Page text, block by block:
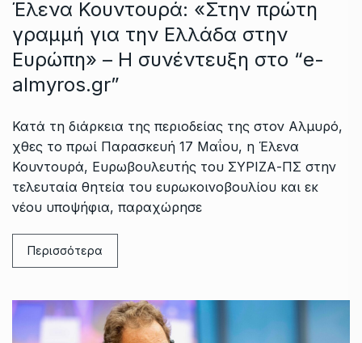
Έλενα Κουντουρά: «Στην πρώτη
γραμμή για την Ελλάδα στην
Ευρώπη» – Η συνέντευξη στο “e-
almyros.gr”
Κατά τη διάρκεια της περιοδείας της στον Αλμυρό,
χθες το πρωί Παρασκευή 17 Μαΐου, η Έλενα
Κουντουρά, Ευρωβουλευτής του ΣΥΡΙΖΑ-ΠΣ στην
τελευταία θητεία του ευρωκοινοβουλίου και εκ
νέου υποψήφια, παραχώρησε
Περισσότερα